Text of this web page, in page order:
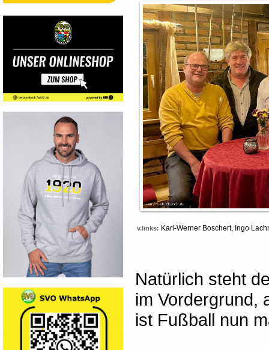
v.links: Karl-Werner Boschert, Ingo
Natürlich steht
im Vordergrund,
ist Fußball nun